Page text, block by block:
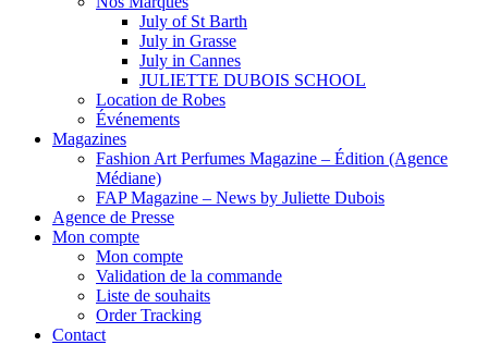
July of St Barth
July in Grasse
July in Cannes
JULIETTE DUBOIS SCHOOL
Location de Robes
Événements
Magazines
Fashion Art Perfumes Magazine – Édition (Agence
Médiane)
FAP Magazine – News by Juliette Dubois
Agence de Presse
Mon compte
Mon compte
Validation de la commande
Liste de souhaits
Order Tracking
Contact